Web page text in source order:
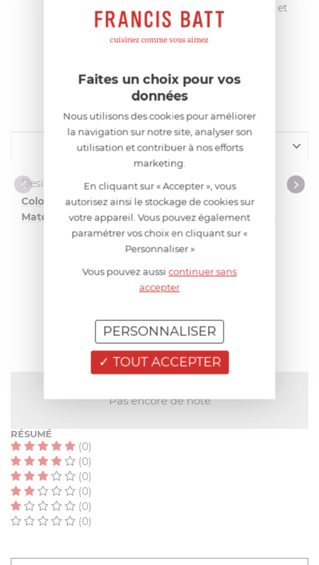
totalement adapté aux aveugles et
malvoyants.
CARACTÉRISTIQUES
Design et matériaux
Design et matériaux
Coloris dominant
métallique
Matériau
acier inoxydable
Pas encore de note
RÉSUMÉ
(0)
(0)
(0)
(0)
(0)
(0)
Faites un choix pour vos
données
Nous utilisons des cookies pour améliorer
la navigation sur notre site, analyser son
utilisation et contribuer à nos efforts
marketing.
En cliquant sur « Accepter », vous
autorisez ainsi le stockage de cookies sur
votre appareil. Vous pouvez également
paramétrer vos choix en cliquant sur «
Personnaliser »
Vous pouvez aussicontinuer sans
accepter
TOUT ACCEPTER
PERSONNALISER